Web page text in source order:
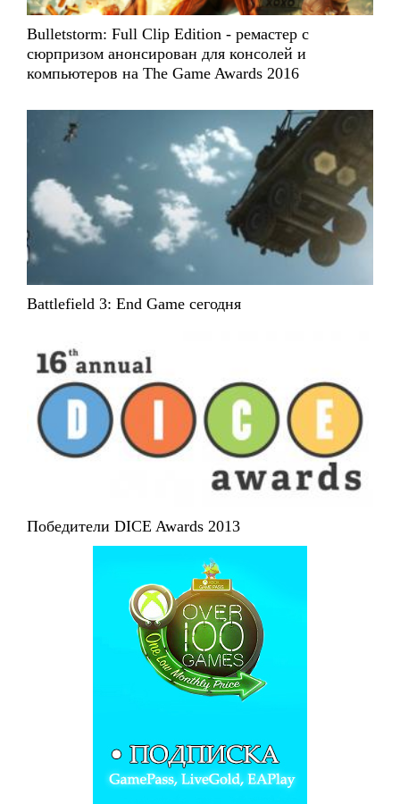
Bulletstorm: Full Clip Edition - ремастер с
сюрпризом анонсирован для консолей и
компьютеров на The Game Awards 2016
Battlefield 3: End Game сегодня
Победители DICE Awards 2013